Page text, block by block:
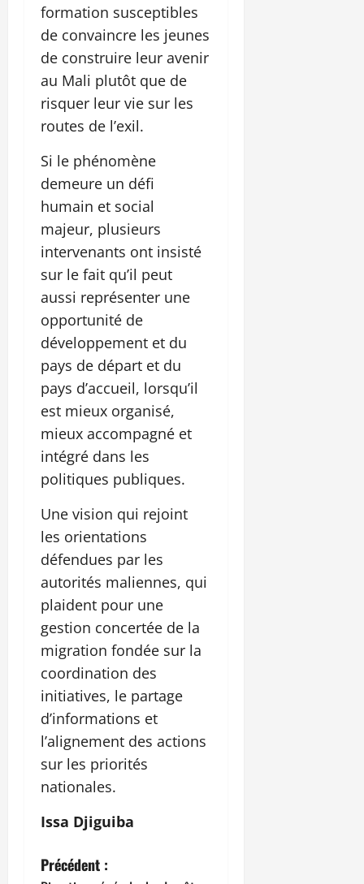
formation susceptibles
de convaincre les jeunes
de construire leur avenir
au Mali plutôt que de
risquer leur vie sur les
routes de l’exil.
Si le phénomène
demeure un défi
humain et social
majeur, plusieurs
intervenants ont insisté
sur le fait qu’il peut
aussi représenter une
opportunité de
développement et du
pays de départ et du
pays d’accueil, lorsqu’il
est mieux organisé,
mieux accompagné et
intégré dans les
politiques publiques.
Une vision qui rejoint
les orientations
défendues par les
autorités maliennes, qui
plaident pour une
gestion concertée de la
migration fondée sur la
coordination des
initiatives, le partage
d’informations et
l’alignement des actions
sur les priorités
nationales.
Issa Djiguiba
N
Précédent :